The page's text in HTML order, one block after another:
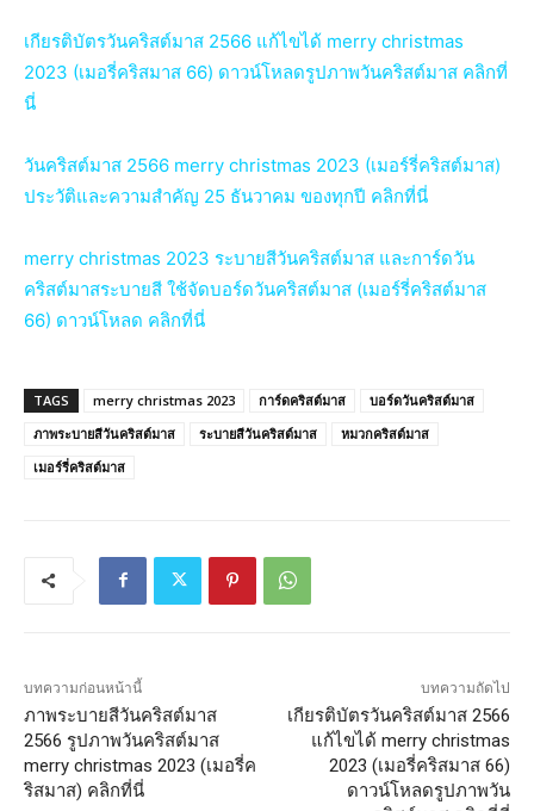
เกียรติบัตรวันคริสต์มาส 2566 แก้ไขได้ merry christmas
2023 (เมอรี่คริสมาส 66) ดาวน์โหลดรูปภาพวันคริสต์มาส คลิกที่
นี่
วันคริสต์มาส 2566 merry christmas 2023 (เมอร์รี่คริสต์มาส)
ประวัติและความสำคัญ 25 ธันวาคม ของทุกปี คลิกที่นี่
merry christmas 2023 ระบายสีวันคริสต์มาส และการ์ดวัน
คริสต์มาสระบายสี ใช้จัดบอร์ดวันคริสต์มาส (เมอร์รี่คริสต์มาส
66) ดาวน์โหลด คลิกที่นี่
TAGS merry christmas 2023 การ์ดคริสต์มาส
บอร์ดวันคริสต์มาส
ภาพระบายสีวันคริสต์มาส
ระบายสีวันคริสต์มาส
หมวกคริสต์มาส
เมอร์รี่คริสต์มาส
บทความก่อนหน้านี้
ภาพระบายสีวันคริสต์มาส
2566 รูปภาพวันคริสต์มาส
merry christmas 2023 (เมอรี่ค
ริสมาส) คลิกที่นี่
บทความถัดไป
เกียรติบัตรวันคริสต์มาส 2566
แก้ไขได้ merry christmas
2023 (เมอรี่คริสมาส 66)
ดาวน์โหลดรูปภาพวัน